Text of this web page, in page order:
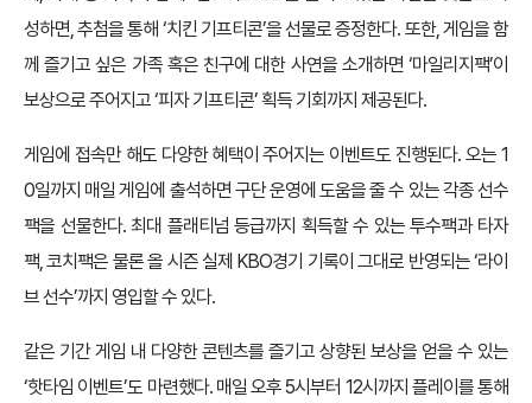
성하면, 추첨을 통해 ‘치킨 기프티콘’을 선물로 증정한다. 또한, 게임을 함
께 즐기고 싶은 가족 혹은 친구에 대한 사연을 소개하면 ‘마일리지팩’이
보상으로 주어지고 ‘피자 기프티콘’ 획득 기회까지 제공된다.
게임에 접속만 해도 다양한 혜택이 주어지는 이벤트도 진행된다. 오는 1
0일까지 매일 게임에 출석하면 구단 운영에 도움을 줄 수 있는 각종 선수
팩을 선물한다. 최대 플래티넘 등급까지 획득할 수 있는 투수팩과 타자
팩, 코치팩은 물론 올 시즌 실제 KBO경기 기록이 그대로 반영되는 ‘라이
브 선수’까지 영입할 수 있다.
같은 기간 게임 내 다양한 콘텐츠를 즐기고 상향된 보상을 얻을 수 있는
‘핫타임 이벤트’도 마련했다. 매일 오후 5시부터 12시까지 플레이를 통해